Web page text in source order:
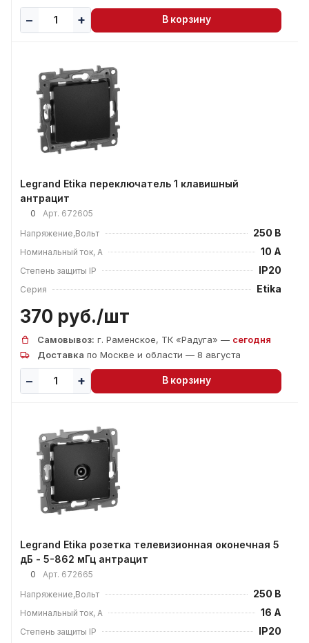
В корзину
Legrand Etika переключатель 1 клавишный
антрацит
0 Арт. 672605
Напряжение,Вольт
250 В
Номинальный ток, А 10 А
Степень защиты IP IP20
Серия Etika
370 руб./шт
Самовывоз: г. Раменское, ТК «Радуга» — сегодня
Доставка по Москве и области — 8 августа
В корзину
Legrand Etika розетка телевизионная оконечная 5
дБ - 5-862 мГц антрацит
0 Арт. 672665
Напряжение,Вольт
250 В
Номинальный ток, А 16 А
Степень защиты IP IP20